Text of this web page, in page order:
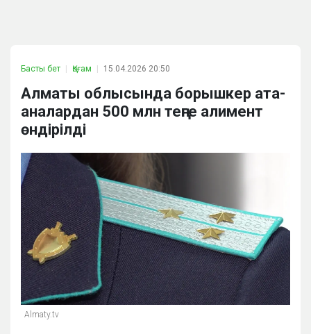
Басты бет Қоғам 15.04.2026 20:50
Алматы облысында борышкер ата-
аналардан 500 млн теңге алимент
өндірілді
Аlmaty.tv